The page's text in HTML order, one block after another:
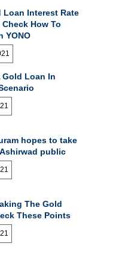
Loan Interest Rate
Check How To
YONO
Gold Loan In
hopes to take
public
The Gold
These Points